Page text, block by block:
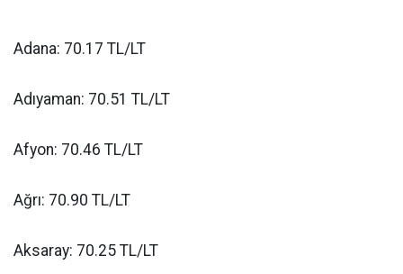
Adana: 70.17 TL/LT
Adıyaman: 70.51 TL/LT
Afyon: 70.46 TL/LT
Ağrı: 70.90 TL/LT
Aksaray: 70.25 TL/LT